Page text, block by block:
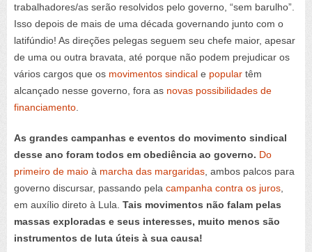
trabalhadores/as serão resolvidos pelo governo, “sem barulho”.
Isso depois de mais de uma década governando junto com o
latifúndio! As direções pelegas seguem seu chefe maior, apesar
de uma ou outra bravata, até porque não podem prejudicar os
vários cargos que os movimentos sindical e popular têm
alcançado nesse governo, fora as novas possibilidades de
financiamento
As grandes campanhas e eventos do movimento sindical
desse ano foram todos em obediência ao governo. Do
primeiro de maio à marcha das margaridas , ambos palcos para
governo discursar, passando pela campanha contra os juros
em auxílio direto à Lula. Tais movimentos não falam pelas
massas exploradas e seus interesses, muito menos são
instrumentos de luta úteis à sua causa!